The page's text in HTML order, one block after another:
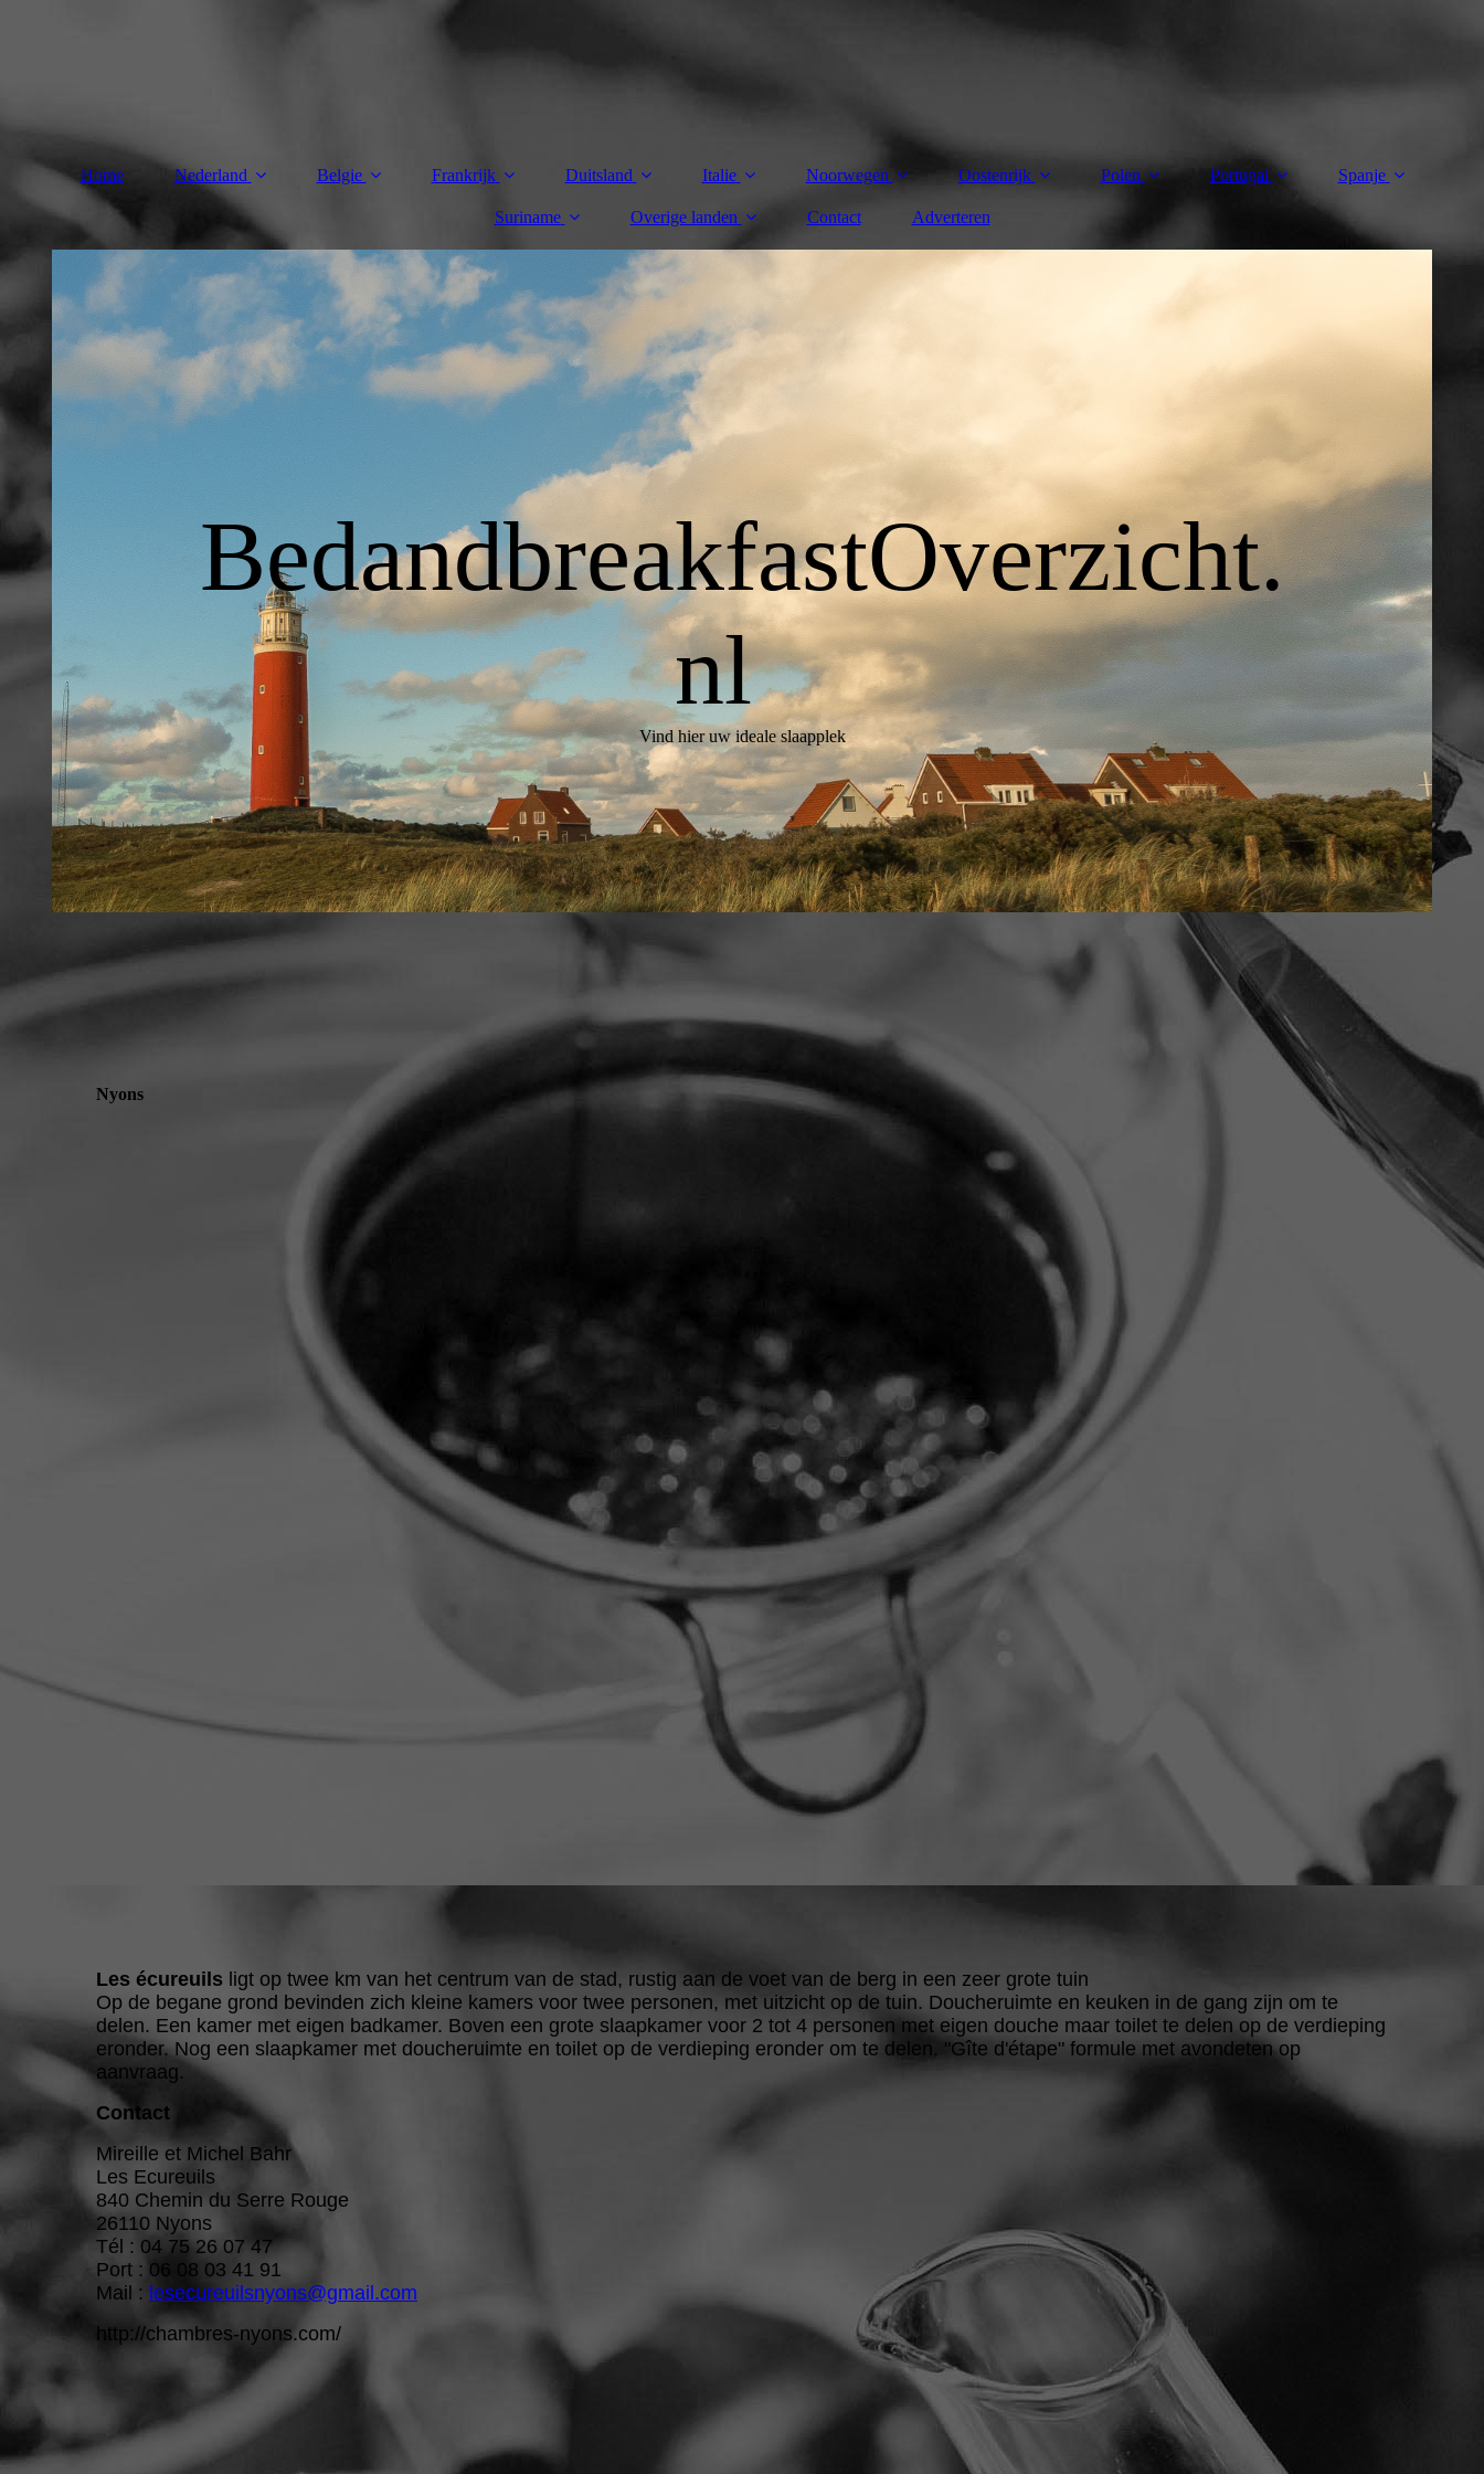
Home Nederland Belgie Frankrijk Duitsland Italie Noorwegen Oostenrijk Polen Portugal Spanje
Suriname Overige landen Contact Adverteren
BedandbreakfastOverzicht.
nl
Vind hier uw ideale slaapplek
Nyons
Les écureuils ligt op twee km van het centrum van de stad, rustig aan de voet van de berg in een zeer grote tuin
Op de begane grond bevinden zich kleine kamers voor twee personen, met uitzicht op de tuin. Doucheruimte en keuken in de gang zijn om te
delen. Een kamer met eigen badkamer. Boven een grote slaapkamer voor 2 tot 4 personen met eigen douche maar toilet te delen op de verdieping
eronder. Nog een slaapkamer met doucheruimte en toilet op de verdieping eronder om te delen. "Gîte d'étape" formule met avondeten op
aanvraag.
Contact
Mireille et Michel Bahr
Les Ecureuils
840 Chemin du Serre Rouge
26110 Nyons
Tél : 04 75 26 07 47
Port : 06 08 03 41 91
Mail : lesecureuilsnyons@gmail.com
http://chambres-nyons.com/